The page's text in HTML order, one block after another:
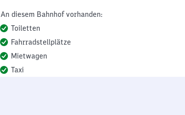
An diesem Bahnhof vorhanden:
Toiletten
Fahrradstellplätze
Mietwagen
Taxi